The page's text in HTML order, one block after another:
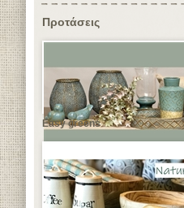
Προτάσεις
Easy greens